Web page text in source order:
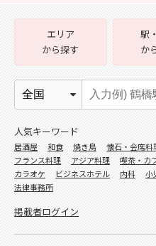
エリア
から探す
駅
か
人気キーワード
居酒屋 和食 焼き鳥 懐石・会席料
フランス料理
アジア料理 喫茶・カ
カラオケ
ビジネスホテル 内科 小
法律事務所
掲載者ログイン